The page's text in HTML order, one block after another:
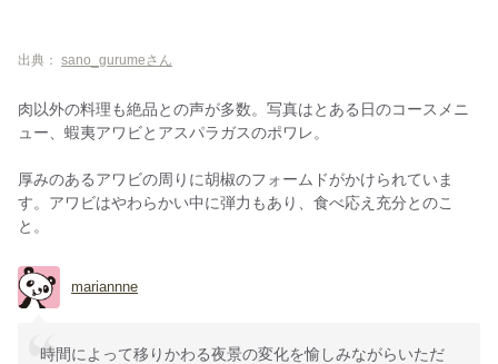
出典： sano_gurumeさん
肉以外の料理も絶品との声が多数。写真はとある日のコースメニ
ュー、蝦夷アワビとアスパラガスのポワレ。
厚みのあるアワビの周りに胡椒のフォームドがかけられていま
す。アワビはやわらかい中に弾力もあり、食べ応え充分とのこ
と。
mariannne
時間によって移りかわる夜景の変化を愉しみながらいただ